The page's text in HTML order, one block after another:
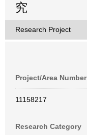
究
Research Project
Project/Area Number
11158217
Research Category